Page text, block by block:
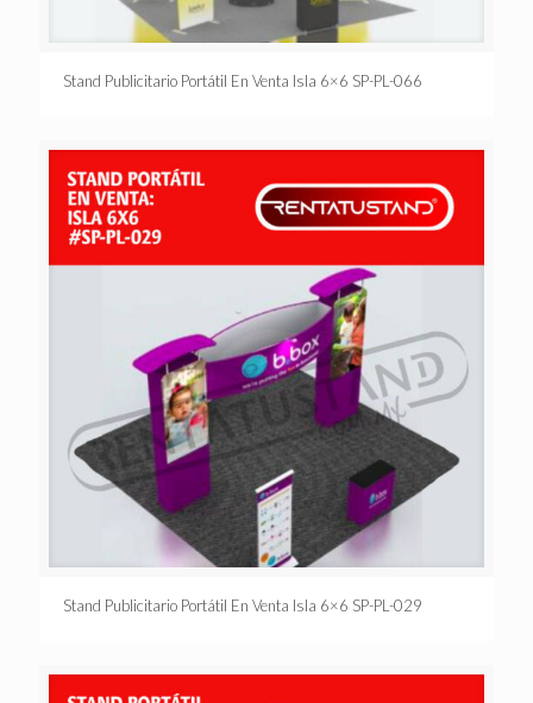
Stand Publicitario Portátil En Venta Isla 6×6 SP-PL-066
Stand Publicitario Portátil En Venta Isla 6×6 SP-PL-029